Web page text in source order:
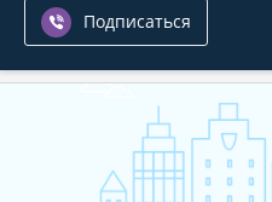
Подписаться